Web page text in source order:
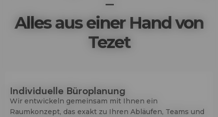
Alles aus einer Hand von
Tezet
Individuelle Büroplanung
Wir entwickeln gemeinsam mit Ihnen ein
Raumkonzept, das exakt zu Ihren Abläufen, Teams und